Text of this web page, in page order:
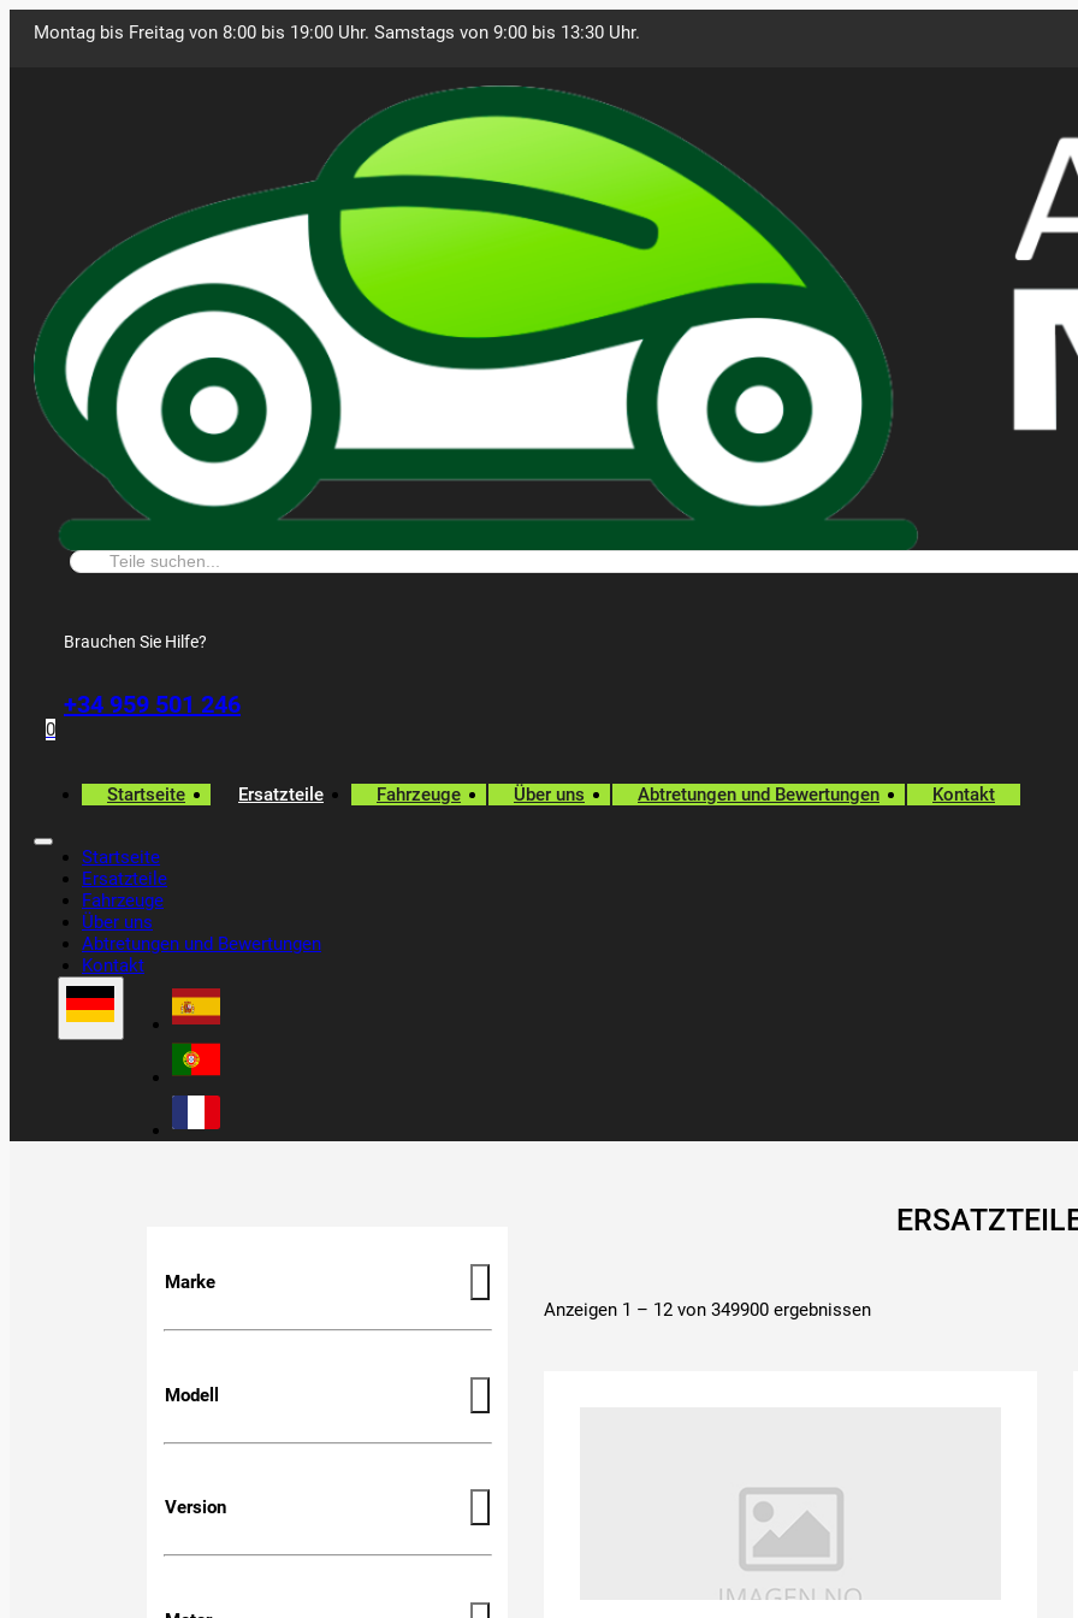
Montag bis Freitag von 8:00 bis 19:00 Uhr. Samstags von 9:00 bis 13:30 Uhr.
Suche:
Brauchen Sie Hilfe?
+34 959 501 246
0
Startseite Ersatzteile Fahrzeuge Über uns Abtretungen und Bewertungen Kontakt
Startseite
Ersatzteile
Fahrzeuge
Über uns
Abtretungen und Bewertungen
Kontakt
Marke
Modell
Version
Anzeigen 1 – 12 von 349900 ergebnissen